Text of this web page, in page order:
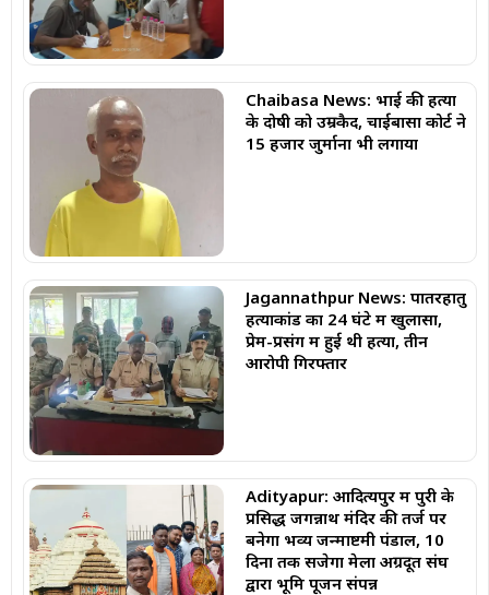
Chaibasa News: भाई की हत्या
के दोषी को उम्रकैद, चाईबासा कोर्ट ने
₹15 हजार जुर्माना भी लगाया
Jagannathpur News: पातरहातु
हत्याकांड का 24 घंटे में खुलासा,
प्रेम-प्रसंग में हुई थी हत्या, तीन
आरोपी गिरफ्तार
Adityapur: ​आदित्यपुर में पुरी के
प्रसिद्ध जगन्नाथ मंदिर की तर्ज पर
बनेगा भव्य जन्माष्टमी पंडाल, 10
दिनों तक सजेगा मेला ​अग्रदूत संघ
द्वारा भूमि पूजन संपन्न